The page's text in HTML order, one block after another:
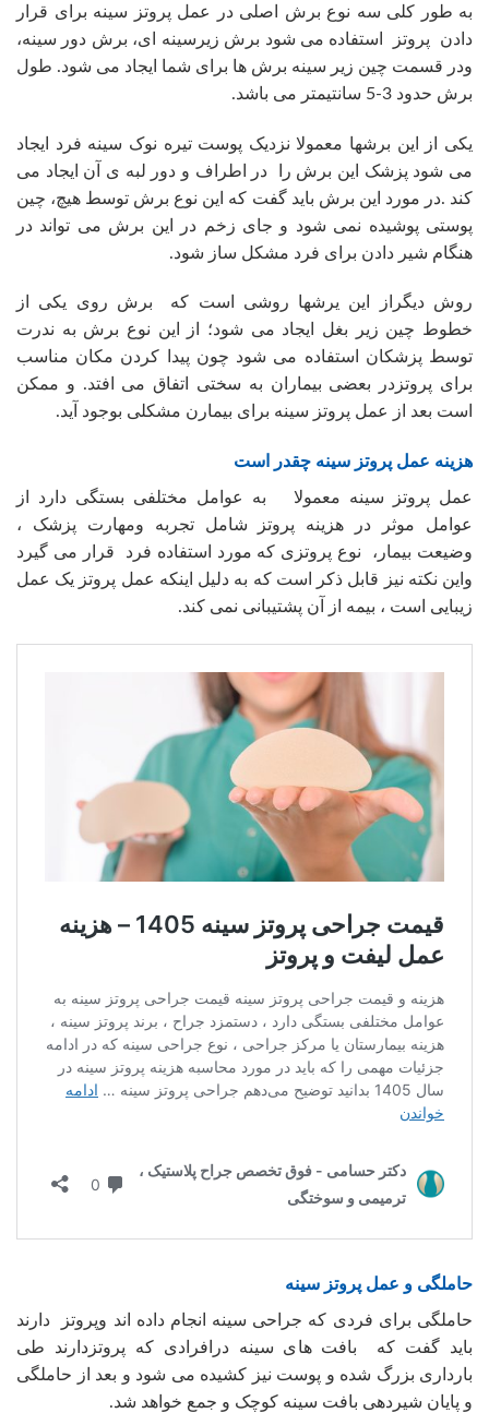
به طور کلی سه نوع برش اصلی در عمل پروتز سینه برای قرار
دادن پروتز استفاده می شود برش زیرسینه ای، برش دور سینه،
ودر قسمت چین زیر سینه برش ها برای شما ایجاد می شود. طول
برش حدود 3-5 سانتیمتر می باشد.
یکی از این برشها معمولا نزدیک پوست تیره نوک سینه فرد ایجاد
می شود پزشک این برش را در اطراف و دور لبه ی آن ایجاد می
کند .در مورد این برش باید گفت که این نوع برش توسط هیچ، چین
پوستی پوشیده نمی شود و جای زخم در این برش می تواند در
هنگام شیر دادن برای فرد مشکل ساز شود.
روش دیگراز این یرشها روشی است که برش روی یکی از
خطوط چین زیر بغل ایجاد می شود؛ از این نوع برش به ندرت
توسط پزشکان استفاده می شود چون پیدا کردن مکان مناسب
برای پروتزدر بعضی بیماران به سختی اتفاق می افتد. و ممکن
است بعد از عمل پروتز سینه برای بیمارن مشکلی بوجود آید.
هزینه عمل پروتز سینه چقدر است
عمل پروتز سینه معمولا به عوامل مختلفی بستگی دارد از
عوامل موثر در هزینه پروتز شامل تجربه ومهارت پزشک ،
وضیعت بیمار، نوع پروتزی که مورد استفاده فرد قرار می گیرد
واین نکته نیز قابل ذکر است که به دلیل اینکه عمل پروتز یک عمل
زیبایی است ، بیمه از آن پشتیبانی نمی کند.
حاملگی و عمل پروتز سینه
حاملگی برای فردی که جراحی سینه انجام داده اند وپروتز دارند
باید گفت که بافت‌ های سینه درافرادی که پروتزدارند طی
بارداری بزرگ شده و پوست نیز کشیده می ‌شود و بعد از حاملگی
و پایان شیردهی بافت سینه کوچک و جمع خواهد شد.